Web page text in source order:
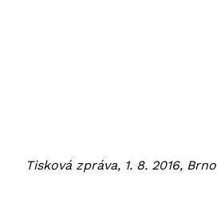
Tisková zpráva, 1. 8. 2016, Brno